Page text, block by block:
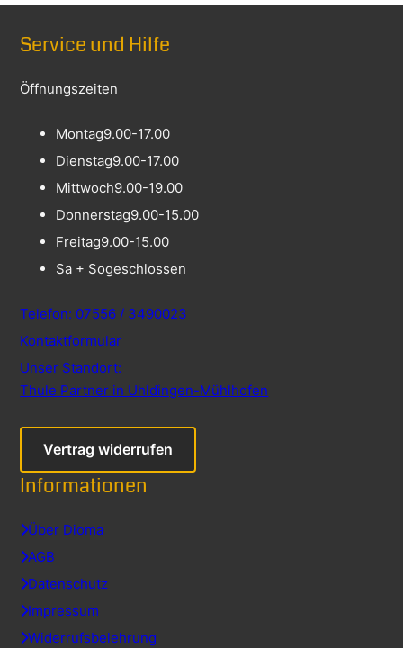
Service und Hilfe
Öffnungszeiten
Montag9.00-17.00
Dienstag9.00-17.00
Mittwoch9.00-19.00
Donnerstag9.00-15.00
Freitag9.00-15.00
Sa + Sogeschlossen
Telefon: 07556 / 3490023
Kontaktformular
Unser Standort:
Thule Partner in Uhldingen-Mühlhofen
Vertrag widerrufen
Informationen
Über Dioma
AGB
Datenschutz
Impressum
Widerrufsbelehrung